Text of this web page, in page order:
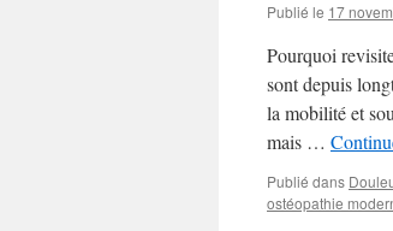
Publié le 17
Pourquoi
sont depuis
la mobilité et
mais …
Publié dans
ostéopathie